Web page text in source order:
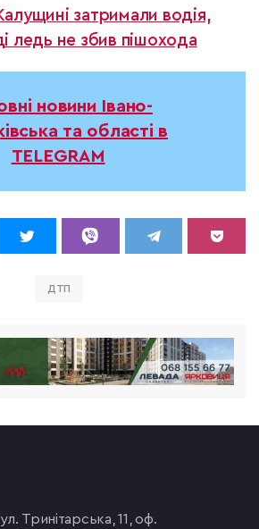
затримали водія,
ледь не збив пішохода
новини Івано-
та області в
TELEGRAM
ДТП
Тринітарська, 11, оф.